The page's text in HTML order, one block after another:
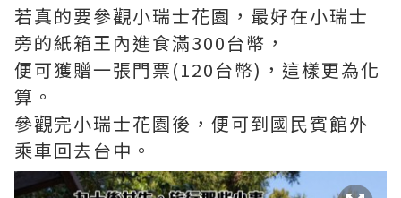
若真的要參觀小瑞士花園，最好在小瑞士
旁的紙箱王內進食滿300台幣，
便可獲贈一張門票(120台幣)，這樣更為化
算。
參觀完小瑞士花園後，便可到國民賓館外
乘車回去台中。